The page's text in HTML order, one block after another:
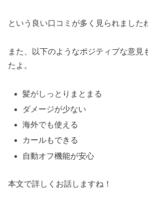
という良い口コミが多く見られました
また、以下のようなポジティブな意見
たよ。
髪がしっとりまとまる
ダメージが少ない
海外でも使える
カールもできる
自動オフ機能が安心
本文で詳しくお話しますね！